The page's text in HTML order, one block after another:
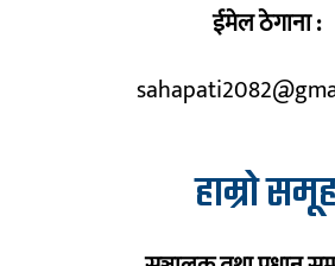
ईमेल ठेगाना :
हाम्रो